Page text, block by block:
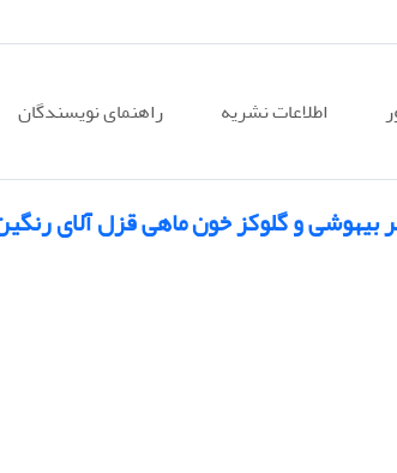
اطلاعات نشریه راهنمای نویسندگان
و گلوکز خون ماهی قزل آلای